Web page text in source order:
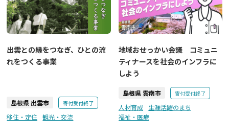
出雲との縁をつなぎ、ひとの流
れをつくる事業
島根県 出雲市 寄付受付終了
移住・定住 観光・交流
地域おせっかい会議 コミュニ
ティナースを社会のインフラに
しよう
島根県 雲南市 寄付受付終了
人材育成
生涯活躍のまち
福祉・医療